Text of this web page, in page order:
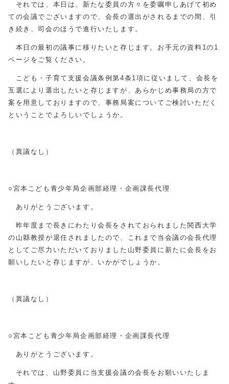
それでは、本日は、新たな委員の方々を委嘱申しあげて初め
ての会議でございますので、会長の選出がされるまでの間、引
き続き、司会のほうで進行いたします。
本日の最初の議事に移りたいと存じます。お手元の資料1の1
ページをご覧ください。
こども・子育て支援会議条例第4条1項に従いまして、会長を
互選により選出したいと存じますが、あらかじめ事務局の方で
案を用意しておりますので、事務局案についてご検討いただく
ということでよろしいでしょうか。
（異議なし）
○宮本こども青少年局企画部経理・企画課長代理
ありがとうございます。
昨年度まで長きにわたり会長をされておられました関西大学
の山縣教授が退任されましたので、これまで当会議の会長代理
としてご尽力いただいておりました山野委員に新たに会長をお
願いしたいと存じますが、いかがでしょうか。
（異議なし）
○宮本こども青少年局企画部経理・企画課長代理
ありがとうございます。
それでは、山野委員に当支援会議の会長をお願いいたしま